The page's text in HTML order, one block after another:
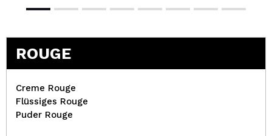
ROUGE
Creme Rouge
Flüssiges Rouge
Puder Rouge